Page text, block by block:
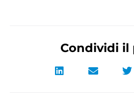
Condividi il